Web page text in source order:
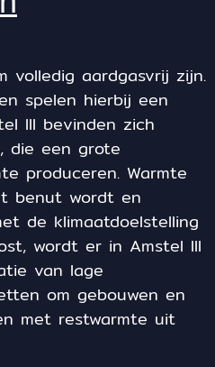
volledig aardgasvrij zijn.
spelen hierbij een
III bevinden zich
die een grote
produceren. Warmte
benut wordt en
de klimaatdoelstelling
wordt er in Amstel III
van lage
om gebouwen en
met restwarmte uit